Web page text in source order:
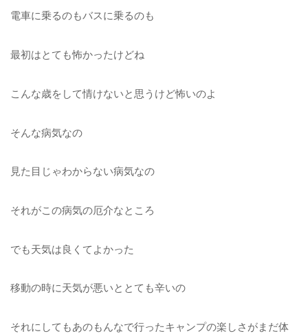
電車に乗るのもバスに乗るのも
最初はとても怖かったけどね
こんな歳をして情けないと思うけど怖いのよ
そんな病気なの
見た目じゃわからない病気なの
それがこの病気の厄介なところ
でも天気は良くてよかった
移動の時に天気が悪いととても辛いの
それにしてもあのもんなで行ったキャンプの楽しさがまだ体